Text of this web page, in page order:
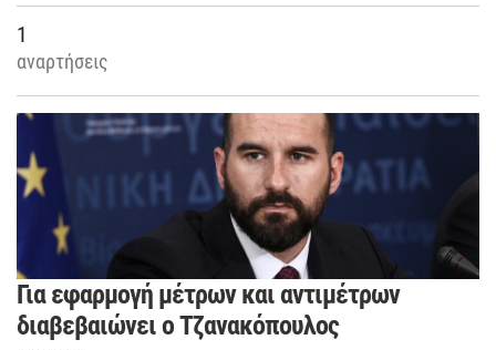
1
αναρτήσεις
Για εφαρμογή μέτρων και αντιμέτρων
διαβεβαιώνει ο Τζανακόπουλος